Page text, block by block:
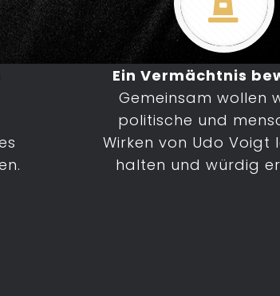
Ein Vermächtnis
Gemeinsam wollen
politische und
Wirken von Udo Voigt
halten und würdig